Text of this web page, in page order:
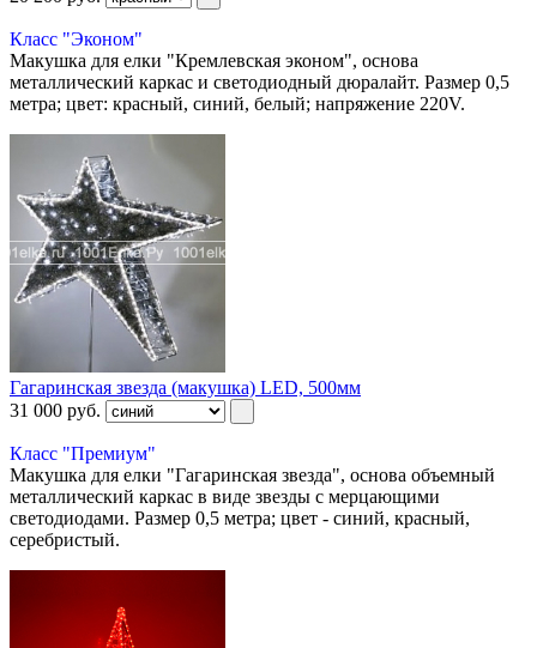
Класс "Эконом"
Макушка для елки "Кремлевская эконом", основа
металлический каркас и светодиодный дюралайт. Размер 0,5
метра; цвет: красный, синий, белый; напряжение 220V.
Гагаринская звезда (макушка) LED, 500мм
31 000 руб.
Класс "Премиум"
Макушка для елки "Гагаринская звезда", основа объемный
металлический каркас в виде звезды с мерцающими
светодиодами. Размер 0,5 метра; цвет - синий, красный,
серебристый.